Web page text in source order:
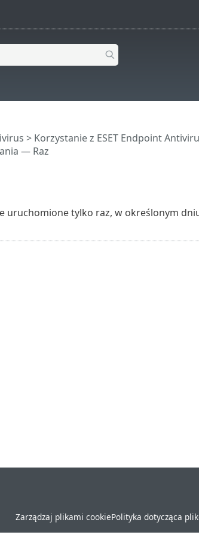
> Korzystanie z ESET Endpoint
— Raz
uruchomione tylko raz, w określonym
Zarządzaj plikami cookiePolityka dotycząca